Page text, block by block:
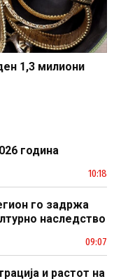
1,3 милиони
година
10:18
го задржа
наследство
09:07
и растот на